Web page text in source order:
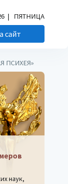
| ПЯТНИЦА
сайт
ПСИХЕЯ»
наук,